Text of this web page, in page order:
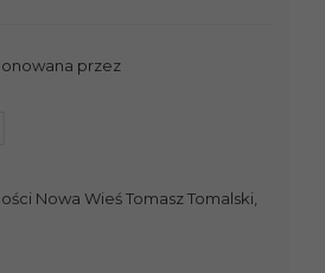
przez
Nowa Wieś Tomasz Tomalski,